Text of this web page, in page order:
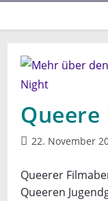
Beitrag
22. November
Queerer
Queeren